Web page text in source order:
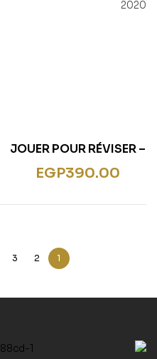
JOUER POUR RÉVISER –
DU CP AU CE1 6-7 ANS
EGP390.00
1
2
3